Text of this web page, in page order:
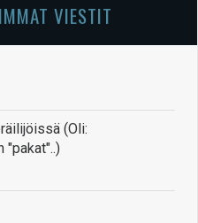
VIESTIT
(Oli:
"pakat"..)